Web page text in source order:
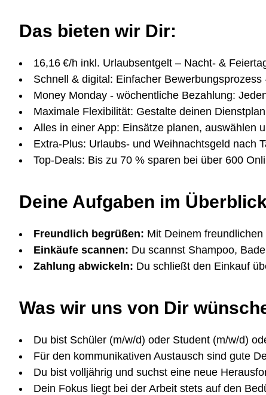
Das bieten wir Dir:
16,16 €/h inkl. Urlaubsentgelt – Nacht- &
Schnell & digital: Einfacher Bewerbungsprozess
Money Monday - wöchentliche Bezahlung:
Maximale Flexibilität: Gestalte deinen
Alles in einer App: Einsätze planen, auswählen
Extra-Plus: Urlaubs- und Weihnachtsgeld nach
Top-Deals: Bis zu 70 % sparen bei über 600
Deine Aufgaben im
Freundlich begrüßen: Mit Deinem
Einkäufe scannen: Du scannst Shampoo,
Zahlung abwickeln: Du schließt den Einkauf
Was wir uns von Dir
Du bist Schüler (m/w/d) oder Student (m/w/d)
Für den kommunikativen Austausch sind gute
Du bist volljährig und suchst eine neue
Dein Fokus liegt bei der Arbeit stets auf den